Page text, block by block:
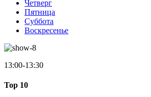
Четверг
Пятница
Суббота
Воскресенье
13:00-13:30
Top 10